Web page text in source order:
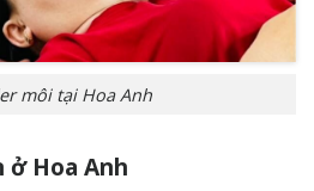
môi tại Hoa Anh
ở Hoa Anh